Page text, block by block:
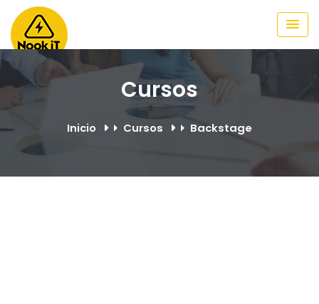
Skip
to
content
Cursos
Inicio Cursos Backstage